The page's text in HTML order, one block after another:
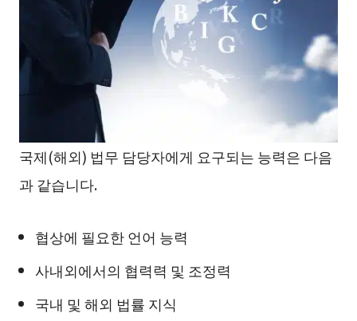
국제(해외) 법무 담당자에게 요구되는 능력은 다음
과 같습니다.
협상에 필요한 언어 능력
사내외에서의 협력력 및 조정력
국내 및 해외 법률 지식